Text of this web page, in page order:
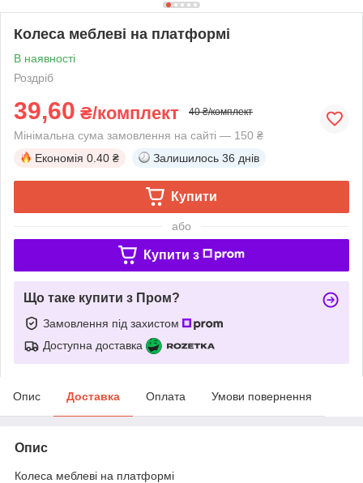
Колеса меблеві на платформі
В наявності
Роздріб
39,60 ₴/комплект 40 ₴/комплект
Мінімальна сума замовлення на сайті — 150 ₴
Економія 0.40 ₴ Залишилось 36 днів
Купити
або
Купити з
Що таке купити з Пром?
Замовлення під захистом
Доступна доставка
Опис Доставка Оплата Умови повернення
Опис
Колеса меблеві на платформі